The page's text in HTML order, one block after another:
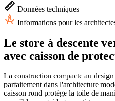
Données techniques
Informations pour les
Le store à descente
avec caisson de
La construction compacte au
parfaitement dans l'architecture
caisson rond protège la toile de